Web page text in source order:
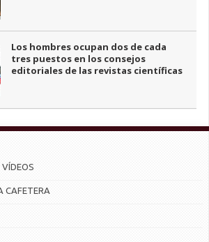
Los hombres ocupan dos de cada
tres puestos en los consejos
editoriales de las revistas científicas
CAFETERA